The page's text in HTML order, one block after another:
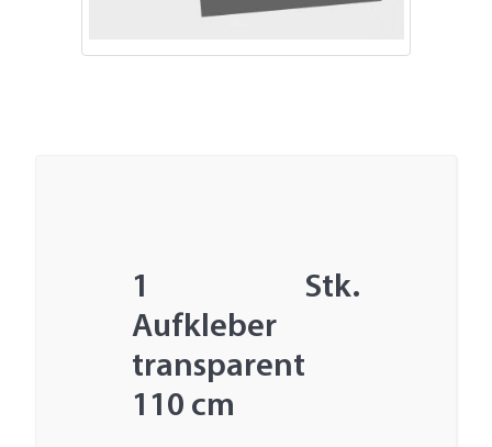
1 Stk.
Aufkleber
transparent
110 cm